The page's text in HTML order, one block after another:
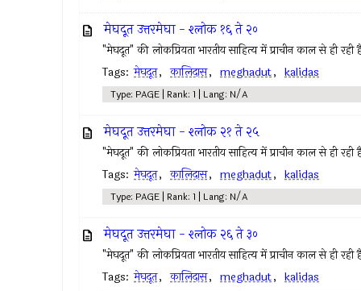
मेघदूत उत्तरमेघा - श्लोक १६ ते २०
"मेघदूत" की लोकप्रियता भारतीय साहित्य में प्राचीन काल से ही रही
Tags: मेघदूत, कालिदास, meghadut, kalidas
Type: PAGE | Rank: 1 | Lang: N/A
मेघदूत उत्तरमेघा - श्लोक २१ ते २५
"मेघदूत" की लोकप्रियता भारतीय साहित्य में प्राचीन काल से ही रही
Tags: मेघदूत, कालिदास, meghadut, kalidas
Type: PAGE | Rank: 1 | Lang: N/A
मेघदूत उत्तरमेघा - श्लोक २६ ते ३०
"मेघदूत" की लोकप्रियता भारतीय साहित्य में प्राचीन काल से ही रही
Tags: मेघदूत, कालिदास, meghadut, kalidas